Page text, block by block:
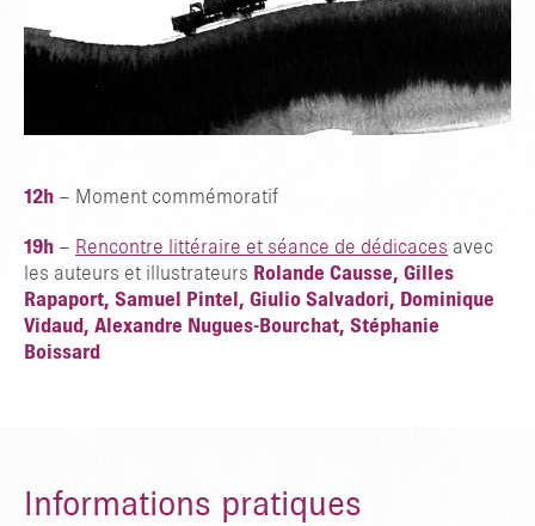
12h – Moment commémoratif
19h – Rencontre littéraire et séance de dédicaces avec
les auteurs et illustrateurs Rolande Causse, Gilles
Rapaport, Samuel Pintel, Giulio Salvadori, Dominique
Vidaud, Alexandre Nugues-Bourchat, Stéphanie
Boissard
Informations pratiques